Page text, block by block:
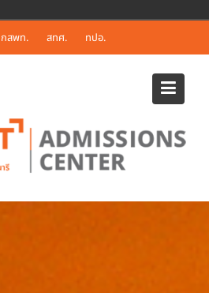
กสพท. สทศ. ทปอ.